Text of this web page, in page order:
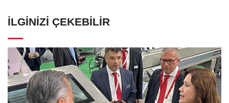
İLGINIZI ÇEKEBILIR